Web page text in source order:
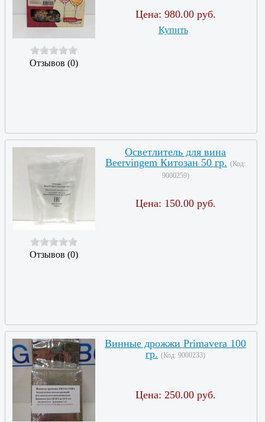
Отзывов (0)
Цена: 980.00 руб.
Купить
Отзывов (0)
Осветлитель для вина
Beervingem Китозан 50 гр. (Код:
9000259)
Цена: 150.00 руб.
Винные дрожжи Primavera 100
гр. (Код: 9000233)
Цена: 250.00 руб.